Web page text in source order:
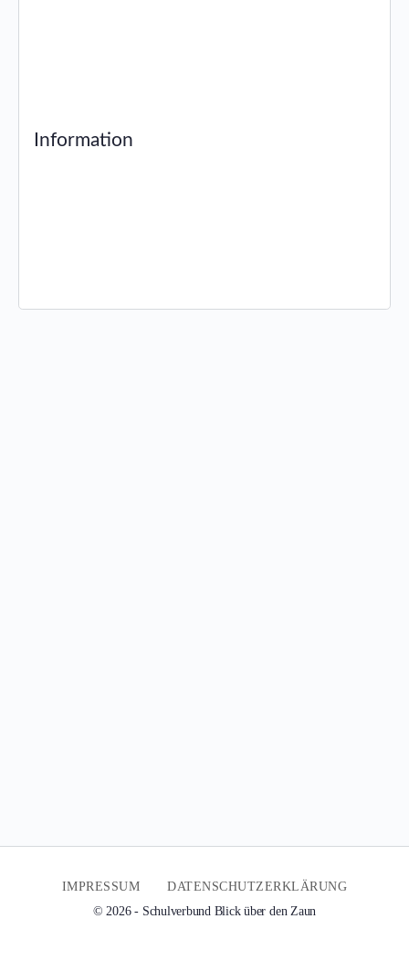
Information
IMPRESSUM
DATENSCHUTZERKLÄRUNG
© 2026 - Schulverbund Blick über den Zaun